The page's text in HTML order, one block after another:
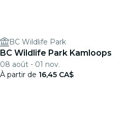
BC Wildlife Park
BC Wildlife Park Kamloops
08 août - 01 nov.
À partir de 16,45 CA$